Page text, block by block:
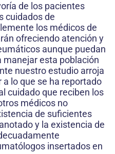
de los pacientes
cuidados de
los médicos de
ofreciendo atención y
aunque puedan
manejar esta población
nuestro estudio arroja
lo que se ha reportado
cuidado que reciben los
médicos no
de suficientes
y la existencia de
insertados en